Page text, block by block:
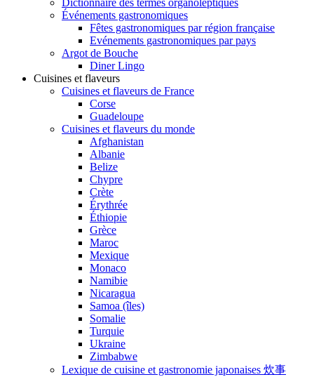
Dictionnaire des termes organoleptiques
Événements gastronomiques
Fêtes gastronomiques par région française
Evénements gastronomiques par pays
Argot de Bouche
Diner Lingo
Cuisines et flaveurs
Cuisines et flaveurs de France
Corse
Guadeloupe
Cuisines et flaveurs du monde
Afghanistan
Albanie
Belize
Chypre
Crète
Érythrée
Éthiopie
Grèce
Maroc
Mexique
Monaco
Namibie
Nicaragua
Samoa (îles)
Somalie
Turquie
Ukraine
Zimbabwe
Lexique de cuisine et gastronomie japonaises 炊事